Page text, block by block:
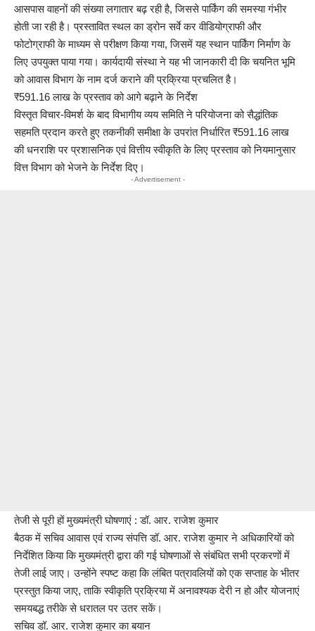
आसपास वाहनों की संख्या लगातार बढ़ रही है, जिससे पार्किंग की समस्या गंभीर
होती जा रही है। प्रस्तावित स्थल का ड्रोन सर्वे कर वीडियोग्राफी और
फोटोग्राफी के माध्यम से परीक्षण किया गया, जिसमें यह स्थान पार्किंग निर्माण के
लिए उपयुक्त पाया गया। कार्यदायी संस्था ने यह भी जानकारी दी कि चयनित भूमि
को आवास विभाग के नाम दर्ज कराने की प्रक्रिया प्रचलित है।
₹591.16 लाख के प्रस्ताव को आगे बढ़ाने के निर्देश
विस्तृत विचार-विमर्श के बाद विभागीय व्यय समिति ने परियोजना को सैद्धांतिक
सहमति प्रदान करते हुए तकनीकी समीक्षा के उपरांत निर्धारित ₹591.16 लाख
की धनराशि पर प्रशासनिक एवं वित्तीय स्वीकृति के लिए प्रस्ताव को नियमानुसार
वित्त विभाग को भेजने के निर्देश दिए।
- Advertisement -
तेजी से पूरी हों मुख्यमंत्री घोषणाएं : डॉ. आर. राजेश कुमार
बैठक में सचिव आवास एवं राज्य संपत्ति डॉ. आर. राजेश कुमार ने अधिकारियों को
निर्देशित किया कि मुख्यमंत्री द्वारा की गई घोषणाओं से संबंधित सभी प्रकरणों में
तेजी लाई जाए। उन्होंने स्पष्ट कहा कि लंबित पत्रावलियों को एक सप्ताह के भीतर
प्रस्तुत किया जाए, ताकि स्वीकृति प्रक्रिया में अनावश्यक देरी न हो और योजनाएं
समयबद्ध तरीके से धरातल पर उतर सकें।
सचिव डॉ. आर. राजेश कुमार का बयान